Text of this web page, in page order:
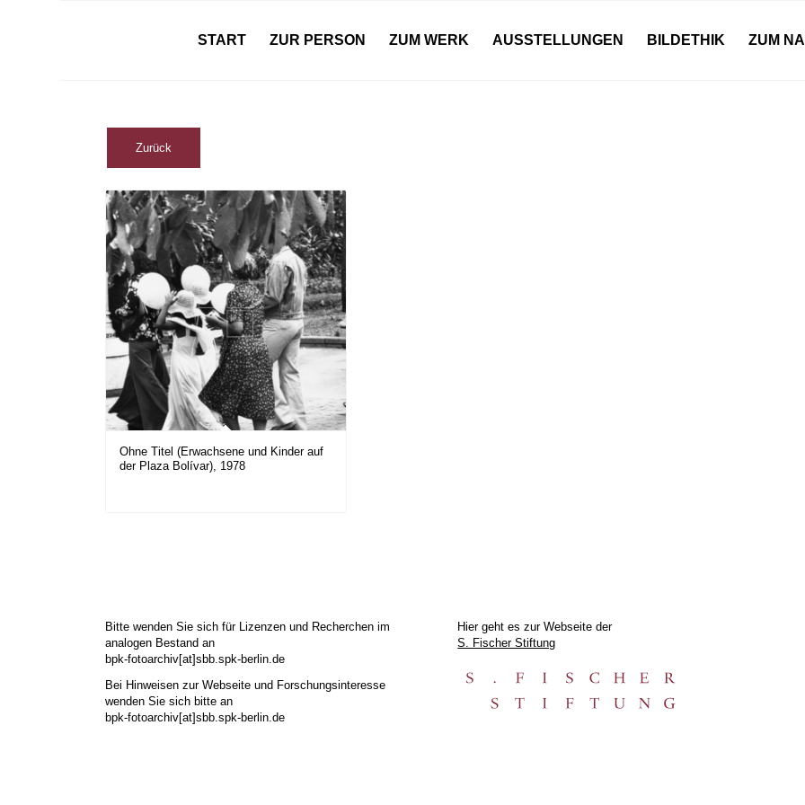
START ZUR PERSON ZUM WERK AUSSTELLUNGEN BILDETHIK ZUM
Ohne Titel (Erwachsene und Kinder auf
der Plaza Bolívar), 1978
Bitte wenden Sie sich für Lizenzen und Recherchen im
analogen Bestand an
bpk-fotoarchiv[at]sbb.spk-berlin.de
Bei Hinweisen zur Webseite und Forschungsinteresse
wenden Sie sich bitte an
bpk-fotoarchiv[at]sbb.spk-berlin.de
Hier geht es zur Webseite der
S. Fischer Stiftung